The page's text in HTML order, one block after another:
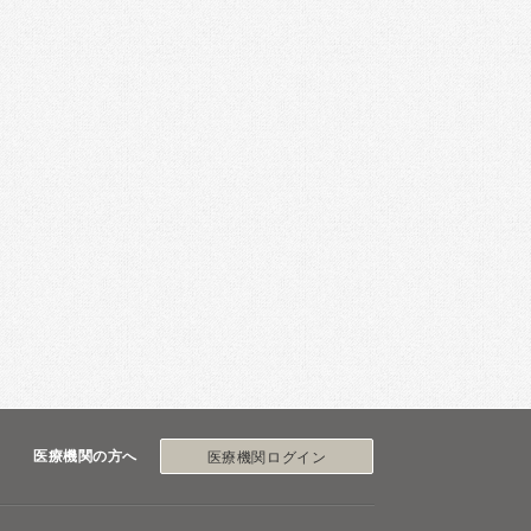
医療機関の方へ 医療機関ログイン